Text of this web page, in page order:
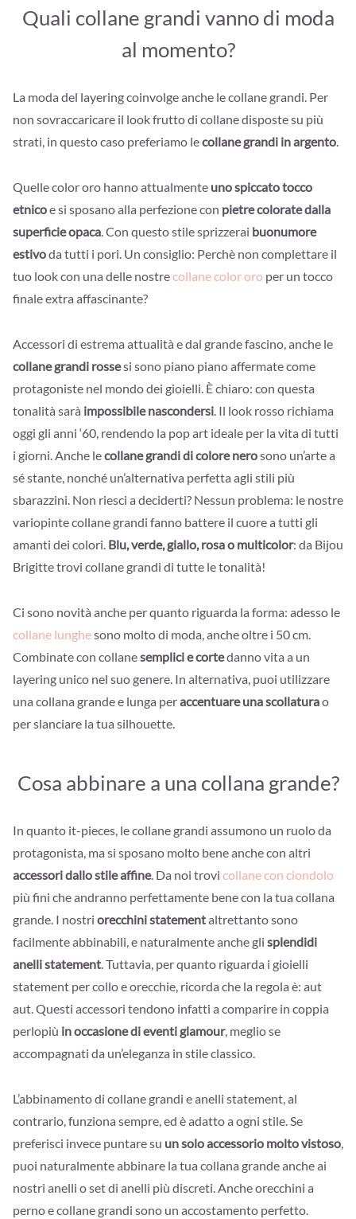
Quali collane grandi vanno di moda
al momento?
La moda del layering coinvolge anche le collane grandi. Per
non sovraccaricare il look frutto di collane disposte su più
strati, in questo caso preferiamo lecollane grandi in argento.
Quelle color oro hanno attualmente uno spiccato tocco
etnicoe si sposano alla perfezione con pietre colorate dalla
superficie opaca. Con questo stile sprizzerai buonumore
estivoda tutti i pori. Un consiglio: Perchè non complettare il
tuo look con una delle nostrecollane color oro per un tocco
finale extra affascinante?
Accessori di estrema attualità e dal grande fascino, anche le
collane grandi rossesi sono piano piano affermate come
protagoniste nel mondo dei gioielli. È chiaro: con questa
tonalità sarà impossibile nascondersi. Il look rosso richiama
oggi gli anni ‘60, rendendo la pop art ideale per la vita di tutti
i giorni. Anche lecollane grandi di colore nerosono un’arte a
sé stante, nonché un’alternativa perfetta agli stili più
sbarazzini. Non riesci a deciderti? Nessun problema: le nostre
variopinte collane grandi fanno battere il cuore a tutti gli
amanti dei colori. Blu, verde, giallo, rosa o multicolor: da Bijou
Brigitte trovi collane grandi di tutte le tonalità!
Ci sono novità anche per quanto riguarda la forma: adesso le
collane lunghesono molto di moda, anche oltre i 50 cm.
Combinate con collanesemplici e cortedanno vita a un
layering unico nel suo genere. In alternativa, puoi utilizzare
una collana grande e lunga peraccentuare una scollaturao
per slanciare la tua silhouette.
Cosa abbinare a una collana grande?
In quanto it-pieces, le collane grandi assumono un ruolo da
protagonista, ma si sposano molto bene anche con altri
accessori dallo stile affine. Da noi trovi collane con ciondolo
più fini che andranno perfettamente bene con la tua collana
grande. I nostri orecchini statementaltrettanto sono
facilmente abbinabili, e naturalmente anche gli splendidi
anelli statement. Tuttavia, per quanto riguarda i gioielli
statement per collo e orecchie, ricorda che la regola è: aut
aut. Questi accessori tendono infatti a comparire in coppia
perlopiù in occasione di eventi glamour, meglio se
accompagnati da un’eleganza in stile classico.
L’abbinamento di collane grandi e anelli statement, al
contrario, funziona sempre, ed è adatto a ogni stile. Se
preferisci invece puntare su un solo accessorio molto vistoso,
puoi naturalmente abbinare la tua collana grande anche ai
nostri anelli o set di anelli più discreti. Anche orecchini a
perno e collane grandi sono un accostamento perfetto.